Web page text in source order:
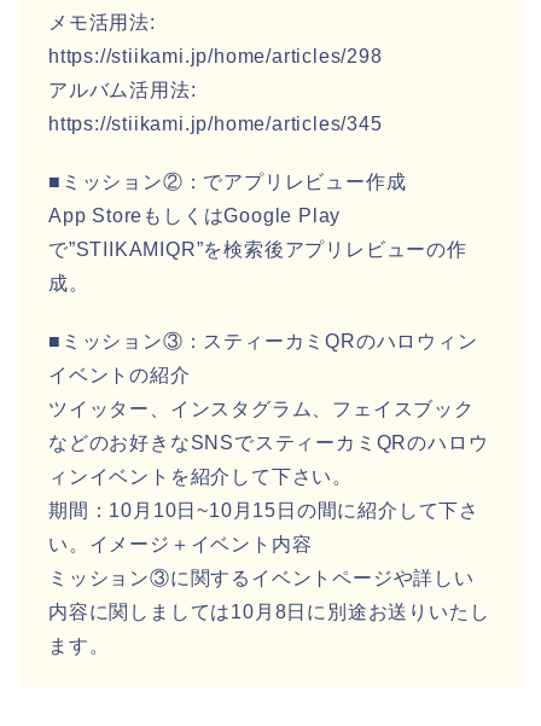
メモ活用法:
https://stiikami.jp/home/articles/298
アルバム活用法:
https://stiikami.jp/home/articles/345
■ミッション②：でアプリレビュー作成
App StoreもしくはGoogle Play
で”STIIKAMIQR”を検索後アプリレビューの作
成。
■ミッション③：スティーカミQRのハロウィン
イベントの紹介
ツイッター、インスタグラム、フェイスブック
などのお好きなSNSでスティーカミQRのハロウ
ィンイベントを紹介して下さい。
期間：10月10日~10月15日の間に紹介して下さ
い。イメージ＋イベント内容
ミッション③に関するイベントページや詳しい
内容に関しましては10月8日に別途お送りいたし
ます。